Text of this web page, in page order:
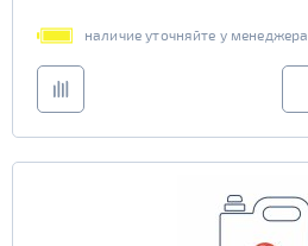
наличие уточняйте у менеджера